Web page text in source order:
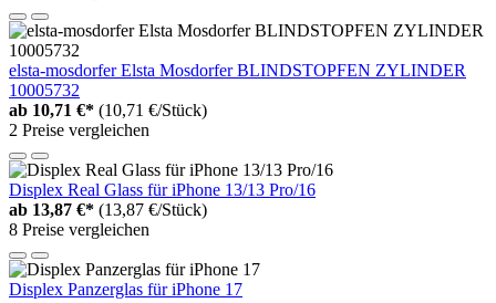
elsta-mosdorfer Elsta Mosdorfer BLINDSTOPFEN ZYLINDER
10005732
ab 10,71 €* (10,71 €/Stück)
2 Preise vergleichen
Displex Real Glass für iPhone 13/13 Pro/16
ab 13,87 €* (13,87 €/Stück)
8 Preise vergleichen
Displex Panzerglas für iPhone 17